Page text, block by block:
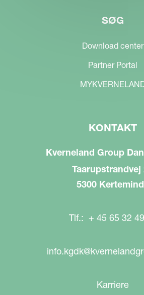
SØG
Download center
Partner Portal
KONTAKT
Kverneland Group
Taarupstrandvej
5300
Tlf.: + 45 65 32
Karriere